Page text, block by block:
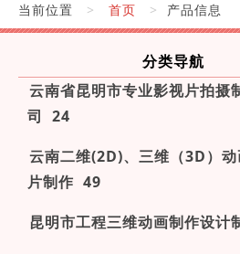
当前位置 > 首页 > 产品信息
分类导航
云南省昆明市专业影视片拍摄
司 24
云南二维(2D)、三维（3D）
片制作 49
昆明市工程三维动画制作设计